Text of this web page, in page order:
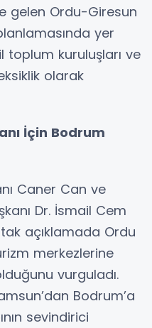
gelen Ordu-Giresun
yer
toplum kuruluşları ve
olarak
İçin Bodrum
Caner Can ve
Dr. İsmail Cem
açıklamada Ordu
merkezlerine
vurguladı.
Bodrum’a
sevindirici